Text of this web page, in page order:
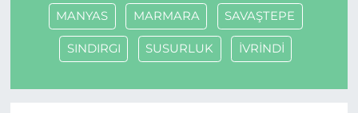
MANYAS MARMARA SAVAŞTEPE
SINDIRGI SUSURLUK İVRİNDİ